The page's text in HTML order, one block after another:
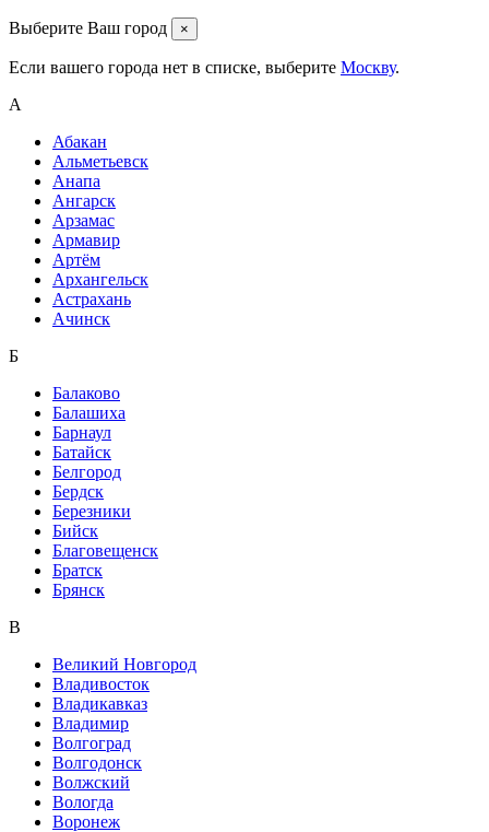
Выберите Ваш город ×
Если вашего города нет в списке, выберите Москву.
А
Абакан
Альметьевск
Анапа
Ангарск
Арзамас
Армавир
Артём
Архангельск
Астрахань
Ачинск
Б
Балаково
Балашиха
Барнаул
Батайск
Белгород
Бердск
Березники
Бийск
Благовещенск
Братск
Брянск
В
Великий Новгород
Владивосток
Владикавказ
Владимир
Волгоград
Волгодонск
Волжский
Вологда
Воронеж